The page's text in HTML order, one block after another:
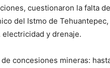
cuestionaron la falta
del Istmo de
electricidad y drenaje.
concesiones mineras: